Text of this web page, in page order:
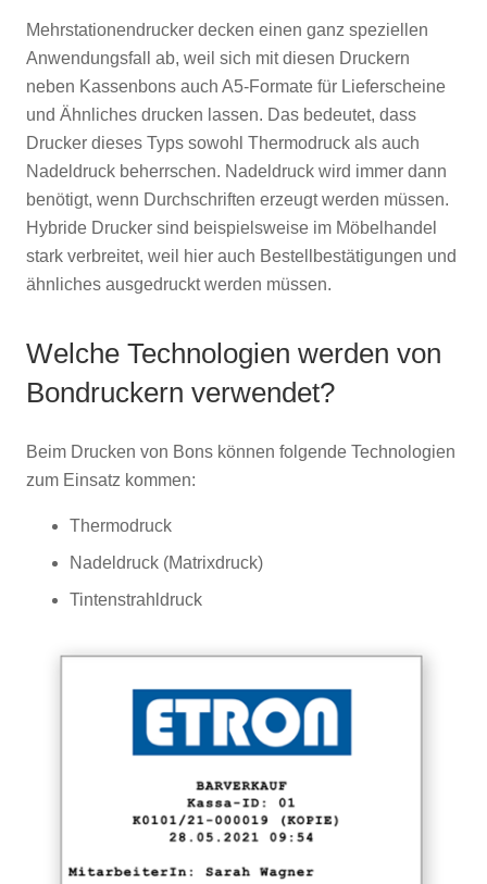
Mehrstationendrucker decken einen ganz speziellen
Anwendungsfall ab, weil sich mit diesen Druckern
neben Kassenbons auch A5-Formate für Lieferscheine
und Ähnliches drucken lassen. Das bedeutet, dass
Drucker dieses Typs sowohl Thermodruck als auch
Nadeldruck beherrschen. Nadeldruck wird immer dann
benötigt, wenn Durchschriften erzeugt werden müssen.
Hybride Drucker sind beispielsweise im Möbelhandel
stark verbreitet, weil hier auch Bestellbestätigungen und
ähnliches ausgedruckt werden müssen.
Welche Technologien werden von
Bondruckern verwendet?
Beim Drucken von Bons können folgende Technologien
zum Einsatz kommen:
Thermodruck
Nadeldruck (Matrixdruck)
Tintenstrahldruck